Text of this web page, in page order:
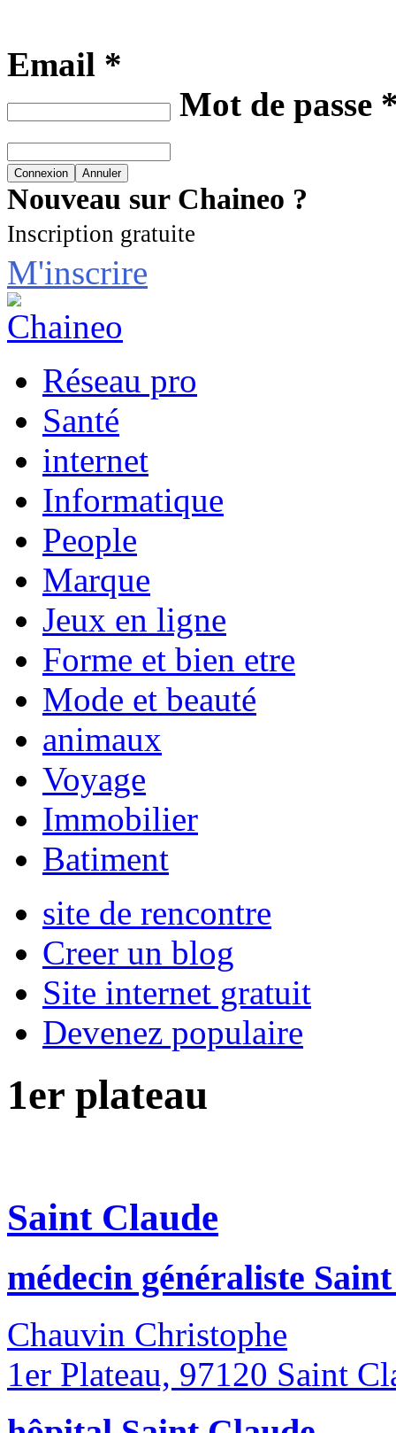
Email *
Mot de passe
Nouveau sur Chaineo ?
Inscription gratuite
M'inscrire
Réseau pro
Santé
internet
Informatique
People
Marque
Jeux en ligne
Forme et bien etre
Mode et beauté
animaux
Voyage
Immobilier
Batiment
site de rencontre
Creer un blog
Site internet gratuit
Devenez populaire
1er plateau
Saint Claude
médecin généraliste
Chauvin Christophe
1er Plateau, 97120 Saint